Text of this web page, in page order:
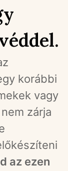
korábbi
vagy
zárja
az ezen